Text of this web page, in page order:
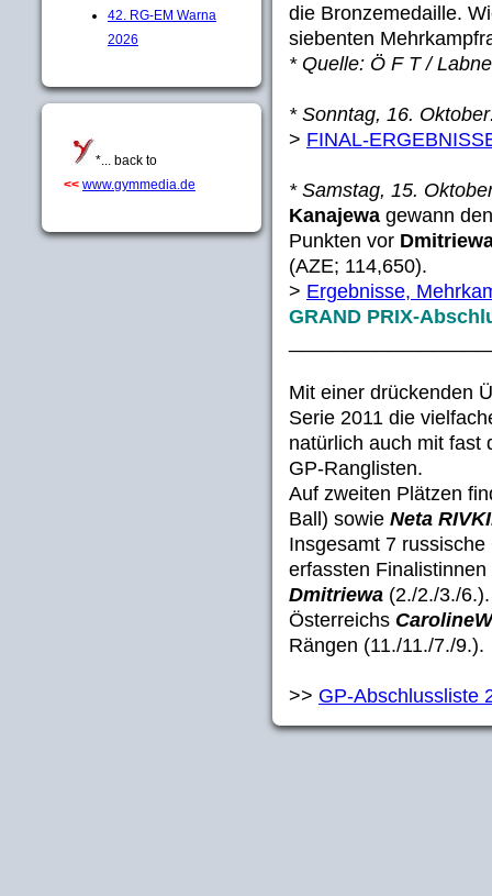
42. RG-EM Warna
2026
*... back to
<< www.gymmedia.de
die Bronzemedaille.
siebenten
* Quelle: Ö F T /
* Sonntag, 16.
> FINAL-
* Samstag, 15.
Kanajewa gewann
Punkten vor
(AZE; 114,650).
> Ergebnisse,
GRAND PRIX-
Mit einer drückenden
Serie 2011 die
natürlich auch mit fast
GP-Ranglisten.
Auf zweiten Plätzen
Ball) sowie Neta
Insgesamt 7
erfassten
Dmitriewa (2./2./3./6.).
Österreichs
Rängen (11./11./7./9.).
>> GP-Abschlussliste